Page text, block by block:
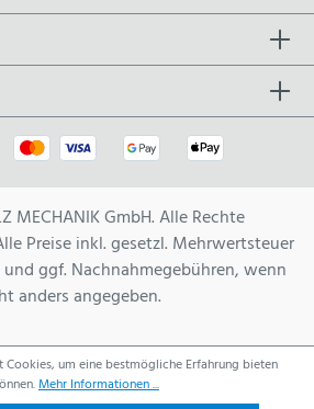
MECHANIK GmbH. Alle Rechte
inkl. gesetzl. Mehrwertsteuer
und ggf. Nachnahmegebühren, wenn
anders angegeben.
um eine bestmögliche Erfahrung bieten
Mehr Informationen ...